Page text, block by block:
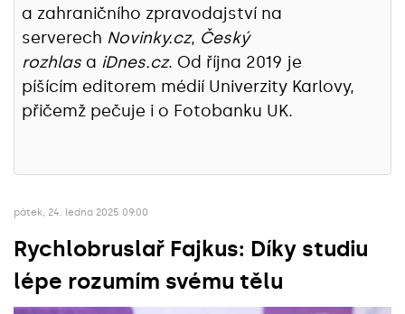
a zahraničního zpravodajství na
serverech Novinky.cz, Český
rozhlas a iDnes.cz. Od října 2019 je
píšícím editorem médií Univerzity Karlovy,
přičemž pečuje i o Fotobanku UK.
pátek, 24. ledna 2025 09:00
Rychlobruslař Fajkus: Díky studiu
lépe rozumím svému tělu